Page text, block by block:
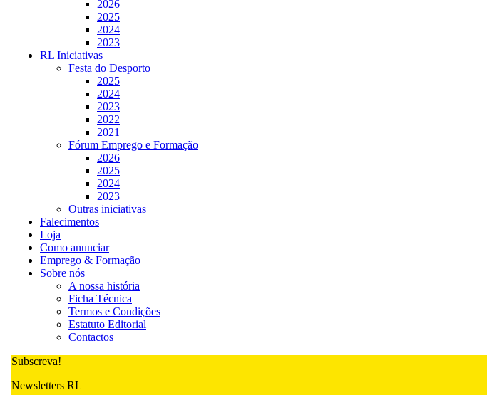
2026
2025
2024
2023
RL Iniciativas
Festa do Desporto
2025
2024
2023
2022
2021
Fórum Emprego e Formação
2026
2025
2024
2023
Outras iniciativas
Falecimentos
Loja
Como anunciar
Emprego & Formação
Sobre nós
A nossa história
Ficha Técnica
Termos e Condições
Estatuto Editorial
Contactos
Subscreva!
Newsletters RL